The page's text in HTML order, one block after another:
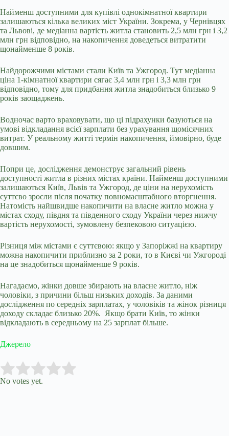
Найменш доступними для купівлі однокімнатної квартири
залишаються кілька великих міст України. Зокрема, у Чернівцях
та Львові, де медіанна вартість житла становить 2,5 млн грн і 3,2
млн грн відповідно, на накопичення доведеться витратити
щонайменше 8 років.
Найдорожчими містами стали Київ та Ужгород. Тут медіанна
ціна 1-кімнатної квартири сягає 3,4 млн грн і 3,3 млн грн
відповідно, тому для придбання житла знадобиться близько 9
років заощаджень.
Водночас варто враховувати, що ці підрахунки базуються на
умові відкладання всієї зарплати без урахування щомісячних
витрат. У реальному житті термін накопичення, ймовірно, буде
довшим.
Попри це, дослідження демонструє загальний рівень
доступності житла в різних містах країни. Найменш доступними
залишаються Київ, Львів та Ужгород, де ціни на нерухомість
суттєво зросли після початку повномасштабного вторгнення.
Натомість найшвидше накопичити на власне житло можна у
містах сходу, півдня та південного сходу України через нижчу
вартість нерухомості, зумовлену безпековою ситуацією.
Різниця між містами є суттєвою: якщо у Запоріжжі на квартиру
можна накопичити приблизно за 2 роки, то в Києві чи Ужгороді
на це знадобиться щонайменше 9 років.
Нагадаємо, жінки довше збирають на власне житло, ніж
чоловіки, з причини більш низьких доходів. За даними
дослідження по середніх зарплатах, у чоловіків та жінок різниця
доходу складає близько 20%. Якщо брати Київ, то жінки
відкладають в середньому на 25 зарплат більше.
Джерело
Rate this item:
No votes yet.